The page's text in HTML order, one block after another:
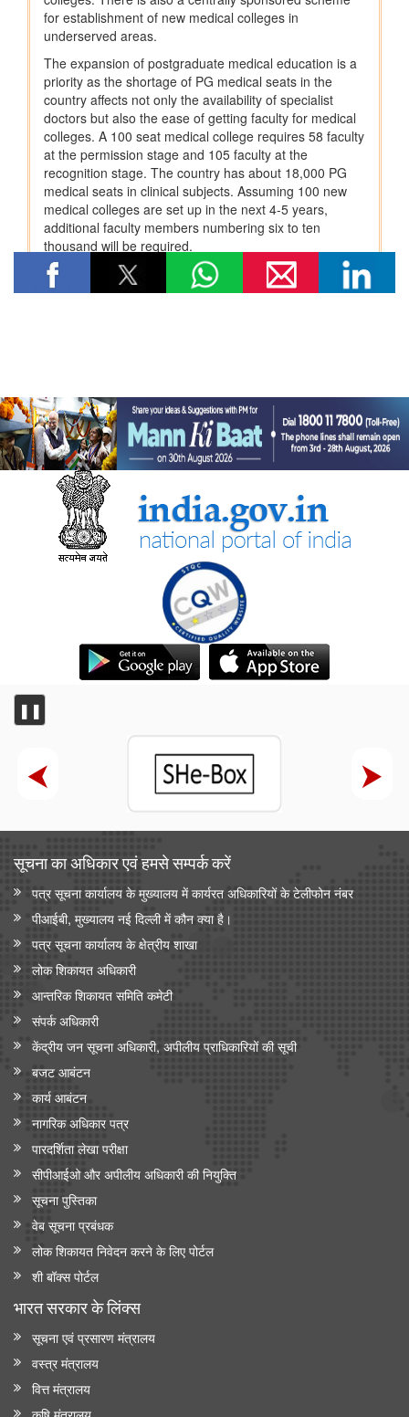
❚❚
सूचना का अधिकार एवं हमसे सम्‍पर्क करें
पत्र सूचना कार्यालय के मुख्यालय में कार्यरत अधिकारियों के टेलीफोन नंबर
पीआईबी, मुख्यालय नई दिल्ली में कौन क्या है।
पत्र सूचना कार्यालय के क्षेत्रीय शाखा
लोक शिकायत अधिकारी
आन्‍तरिक शिकायत समिति कमेटी
संपर्क अधिकारी
केंद्रीय जन सूचना अधिकारी, अपीलीय प्राधिकारियों की सूची
बजट आबंटन
कार्य आबंटन
नागरिक अधिकार पत्र
पारदर्शिता लेखा परीक्षा
सीपीआईओ और अपी‍लीय अधिकारी की नियुक्ति
सूचना पुस्तिका
वेब सूचना प्रबंधक
लोक शिकायत निवेदन करने के लिए पोर्टल
शी बॉक्स पोर्टल
भारत सरकार के लिंक्‍स
सूचना एवं प्रसारण मंत्रालय
वस्त्र मंत्रालय
वित्त मंत्रालय